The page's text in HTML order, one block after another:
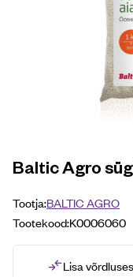
Baltic Agro
Tootja:BALTIC AGRO
Tootekood:K0006060
Lisa